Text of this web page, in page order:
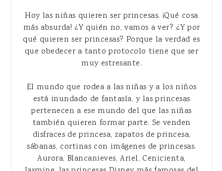
Hoy las niñas quieren ser princesas. ¡Qué cosa
más absurda! ¿Y quién no, vamos a ver? ¿Y por
qué quieren ser princesas? Porque la verdad es
que obedecer a tanto protocolo tiene que ser
muy estresante.
El mundo que rodea a las niñas y a los niños
está inundado de fantasía, y las princesas
pertenecen a ese mundo del que las niñas
también quieren formar parte. Se venden
disfraces de princesa, zapatos de princesa,
sábanas, cortinas con imágenes de princesas.
Aurora, Blancanieves, Ariel, Cenicienta,